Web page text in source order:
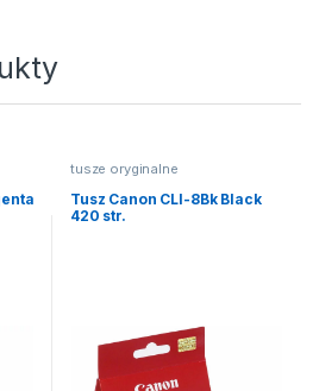
tusze oryginalne
Tusz Canon CLI-8Bk Black
420 str.